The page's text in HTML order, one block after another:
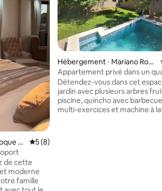
commentaires : 5 sur 5
Al
Évaluation moyenne sur la base de 8
5 (8)
de cette
moderne
famille
Hébergement ⋅ Mariano Roq
ue Alonso
Appartement privé dans un
calme
Détendez-vous dans cet
jardin avec plusieurs arbres
piscine, quincho avec
multi-exercices et machine à